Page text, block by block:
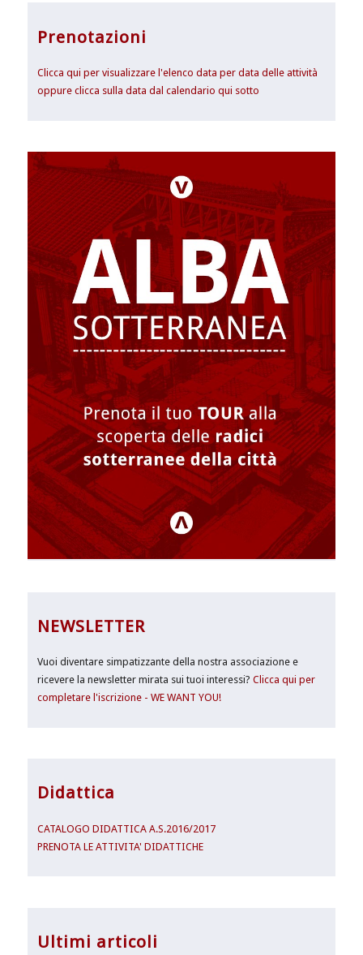
Prenotazioni
Clicca qui per visualizzare l'elenco data per data delle attività
oppure clicca sulla data dal calendario qui sotto
NEWSLETTER
Vuoi diventare simpatizzante della nostra associazione e
ricevere la newsletter mirata sui tuoi interessi?Clicca qui per
completare l'iscrizione - WE WANT YOU!
Didattica
CATALOGO DIDATTICA A.S.2016/2017
PRENOTA LE ATTIVITA' DIDATTICHE
Ultimi articoli